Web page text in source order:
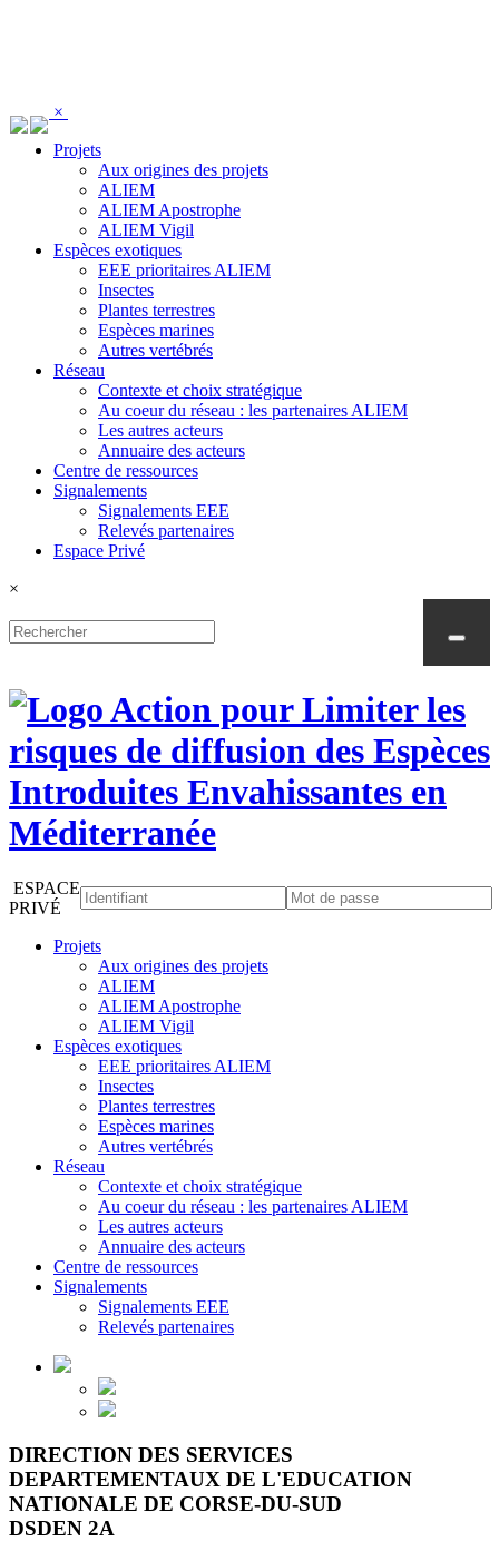
×
Projets
Aux origines des projets
ALIEM
ALIEM Apostrophe
ALIEM Vigil
Espèces exotiques
EEE prioritaires ALIEM
Insectes
Plantes terrestres
Espèces marines
Autres vertébrés
Réseau
Contexte et choix stratégique
Au coeur du réseau : les partenaires ALIEM
Les autres acteurs
Annuaire des acteurs
Centre de ressources
Signalements
Signalements EEE
Relevés partenaires
Espace Privé
×
ESPACE
PRIVÉ
Projets
Aux origines des projets
ALIEM
ALIEM Apostrophe
ALIEM Vigil
Espèces exotiques
EEE prioritaires ALIEM
Insectes
Plantes terrestres
Espèces marines
Autres vertébrés
Réseau
Contexte et choix stratégique
Au coeur du réseau : les partenaires ALIEM
Les autres acteurs
Annuaire des acteurs
Centre de ressources
Signalements
Signalements EEE
Relevés partenaires
DIRECTION DES SERVICES
DEPARTEMENTAUX DE L'EDUCATION
NATIONALE DE CORSE-DU-SUD
DSDEN 2A